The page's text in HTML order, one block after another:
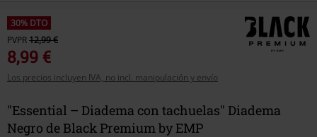
30% DTO
PVPR12,99 €
8,99 €
Los precios incluyen IVA, no incl. manipulación y envío
"Essential – Diadema con tachuelas" Diadema
Negro de Black Premium by EMP